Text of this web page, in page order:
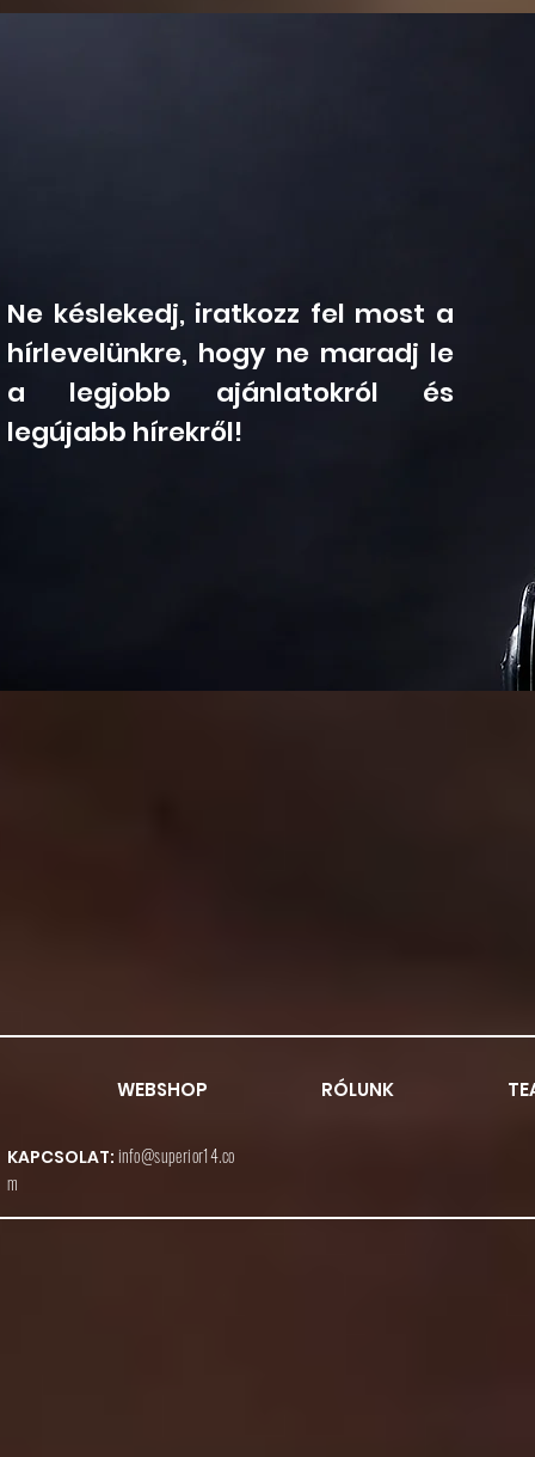
Ne késlekedj, iratkozz fel most a
hírlevelünkre, hogy ne maradj le
a legjobb ajánlatokról és
legújabb hírekről!
KAPCSOLAT: info@superior14.co
m
WEBSHOP RÓLUNK